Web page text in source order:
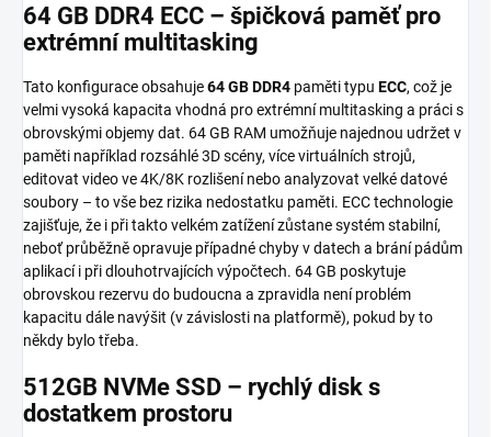
64 GB DDR4 ECC – špičková paměť pro
extrémní multitasking
Tato konfigurace obsahuje64 GB DDR4 paměti typu ECC, což je
velmi vysoká kapacita vhodná pro extrémní multitasking a práci s
obrovskými objemy dat. 64 GB RAM umožňuje najednou udržet v
paměti například rozsáhlé 3D scény, více virtuálních strojů,
editovat video ve 4K/8K rozlišení nebo analyzovat velké datové
soubory – to vše bez rizika nedostatku paměti. ECC technologie
zajišťuje, že i při takto velkém zatížení zůstane systém stabilní,
neboť průběžně opravuje případné chyby v datech a brání pádům
aplikací i při dlouhotrvajících výpočtech. 64 GB poskytuje
obrovskou rezervu do budoucna a zpravidla není problém
kapacitu dále navýšit (v závislosti na platformě), pokud by to
někdy bylo třeba.
512GB NVMe SSD – rychlý disk s
dostatkem prostoru